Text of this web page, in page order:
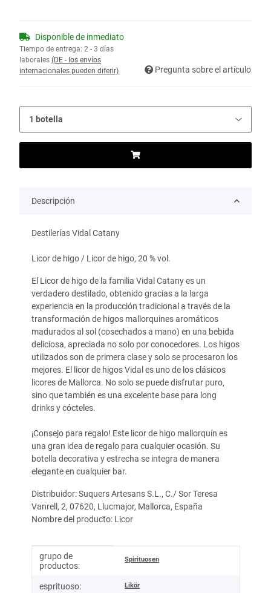
Disponible de inmediato
Tiempo de entrega: 2 - 3 días
laborales (DE - los envíos
internacionales pueden diferir)
Pregunta sobre el artículo
Descripción
Destilerías Vidal Catany
Licor de higo / Licor de higo, 20 % vol.
El Licor de higo de la familia Vidal Catany es un
verdadero destilado, obtenido gracias a la larga
experiencia en la producción tradicional a través de la
transformación de higos mallorquines aromáticos
madurados al sol (cosechados a mano) en una bebida
deliciosa, apreciada no solo por conocedores. Los higos
utilizados son de primera clase y solo se procesaron los
mejores. El licor de higos Vidal es uno de los clásicos
licores de Mallorca. No solo se puede disfrutar puro,
sino que también es una excelente base para long
drinks y cócteles.
¡Consejo para regalo! Este licor de higo mallorquín es
una gran idea de regalo para cualquier ocasión. Su
botella decorativa y estrecha se integra de manera
elegante en cualquier bar.
Distribuidor: Suquers Artesans S.L., C./ Sor Teresa
Vanrell, 2, 07620, Llucmajor, Mallorca, España
Nombre del producto: Licor
Información del artículo
Valor
grupo de
productos:
Spirituosen
esprituoso: Likör